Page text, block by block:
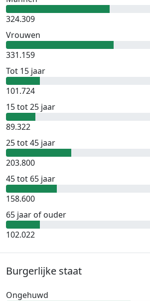
324.309
Vrouwen
331.159
Tot 15 jaar
101.724
15 tot 25 jaar
89.322
25 tot 45 jaar
203.800
45 tot 65 jaar
158.600
65 jaar of ouder
102.022
Burgerlijke staat
Ongehuwd